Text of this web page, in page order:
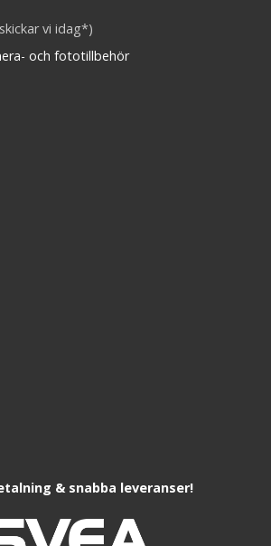
vi idag*)
och fototillbehör
& snabba leveranser!